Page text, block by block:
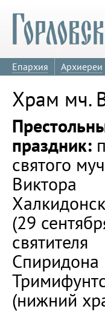
Епархия Архиереи
Храм мч.
праздник:
святого
Виктора
(29
святителя
Спиридона
(нижний